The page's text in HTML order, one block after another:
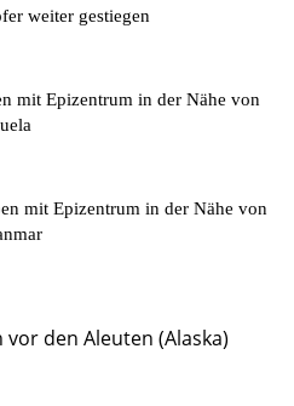
weiter gestiegen
mit Epizentrum in der Nähe von
mit Epizentrum in der Nähe von
den Aleuten (Alaska)